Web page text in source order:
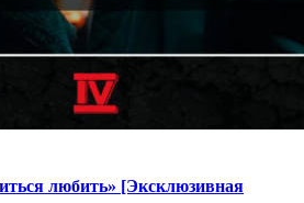
любить» [Эксклюзивная